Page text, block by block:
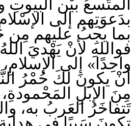
المتَّسعُ بيْن البيوتِ
بدَعوَتِهم إلى
بما يجِبُ عليهم مِن
فواللهِ لأنْ يَهْديَ
واحِدًا» إلى
أنْ يكونَ لكَ حُمْرُ
مِنَ الإبلِ
تَتفاخَرُ العَربُ به،